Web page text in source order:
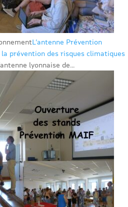
L’antenne Prévention
prévention des risques climatiques
lyonnaise de...